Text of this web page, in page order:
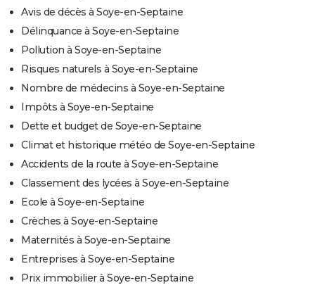
Avis de décès à Soye-en-Septaine
Délinquance à Soye-en-Septaine
Pollution à Soye-en-Septaine
Risques naturels à Soye-en-Septaine
Nombre de médecins à Soye-en-Septaine
Impôts à Soye-en-Septaine
Dette et budget de Soye-en-Septaine
Climat et historique météo de Soye-en-Septaine
Accidents de la route à Soye-en-Septaine
Classement des lycées à Soye-en-Septaine
Ecole à Soye-en-Septaine
Crèches à Soye-en-Septaine
Maternités à Soye-en-Septaine
Entreprises à Soye-en-Septaine
Prix immobilier à Soye-en-Septaine